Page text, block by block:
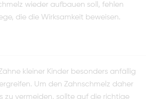
wieder aufbauen soll, fehlen
die die Wirksamkeit beweisen.
kleiner Kinder besonders anfällig
Um den Zahnschmelz daher
zu vermeiden, sollte auf die richtige